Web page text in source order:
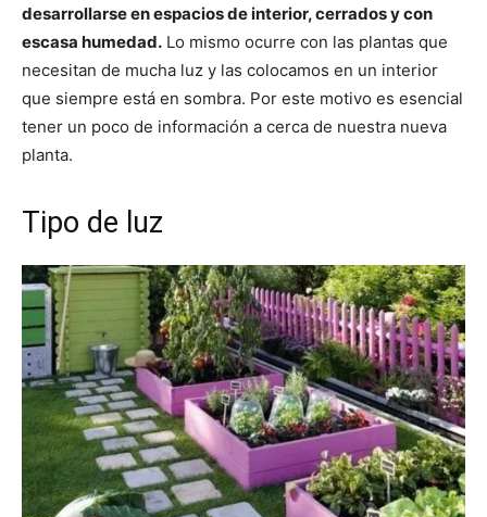
desarrollarse en espacios de interior, cerrados y con
escasa humedad. Lo mismo ocurre con las plantas que
necesitan de mucha luz y las colocamos en un interior
que siempre está en sombra. Por este motivo es esencial
tener un poco de información a cerca de nuestra nueva
planta.
Tipo de luz